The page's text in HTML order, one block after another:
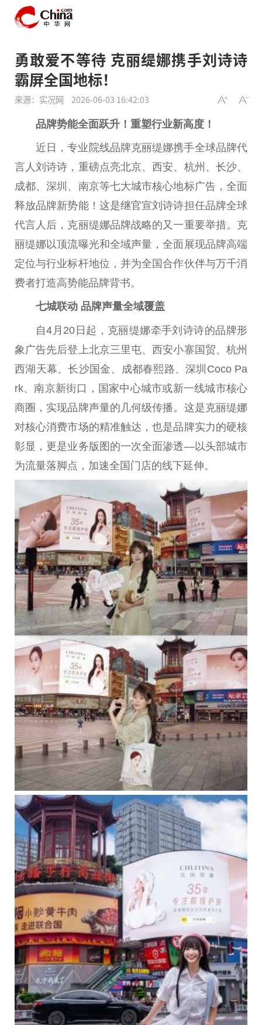
勇敢爱不等待 克丽缇娜携手刘诗诗
霸屏全国地标！
来源：实况网 2026-06-03 16:42:03
品牌势能全面跃升！重塑行业新高度！
近 日，专业院线品牌克丽缇娜携手全球品牌代
言人刘诗诗，重磅点亮北京、西安、杭州、长沙、
成都、深圳、南京等七大城市核心地标广告，全面
释放品牌新势能！这是继官宣刘诗诗担任品牌全球
代言人后，克丽缇娜品牌战略的又一重要举措。克
丽缇娜以顶流曝光和全域声量，全面展现品牌高端
定位与行业标杆地位，并为全国合作伙伴与万千消
费者打造高势能品牌背书。
七城联动 品牌声量全域覆盖
自4月20日起，克丽缇娜牵手刘诗诗的品牌形
象广告先后登上北京三里屯、西安小寨国贸、杭州
西湖天幕、长沙国金、成都春熙路、深圳Coco Pa
rk、南京新街口， 国家中心城市或新一线城市核心
商圈，实现品牌声量的几何级传播。这是克丽缇娜
对核心消费市场的精准触达，也是品牌实力的硬核
彰显，更是业务版图的一次全面渗透—以头部城市
为流量落脚点，加速全国门店的线下延伸。